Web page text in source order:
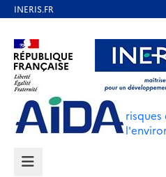
contenu
principal
Aller au contenu
Aller au pied de page
MENU